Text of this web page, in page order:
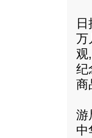
万
观
纪
商
游
中